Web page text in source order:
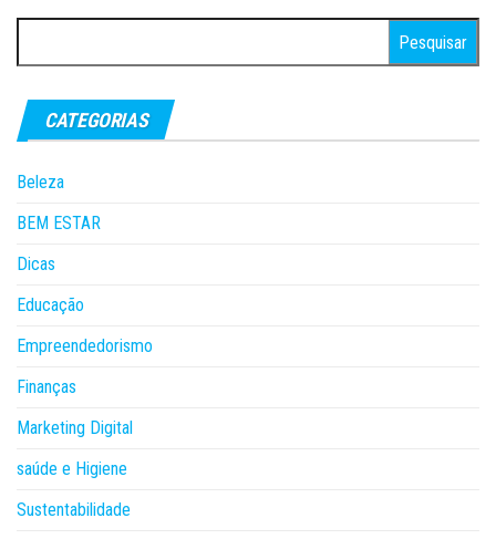
por:
CATEGORIAS
Beleza
BEM ESTAR
Dicas
Educação
Empreendedorismo
Finanças
Marketing Digital
saúde e Higiene
Sustentabilidade